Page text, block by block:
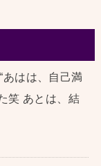
あはは、自己満
笑 あとは、結